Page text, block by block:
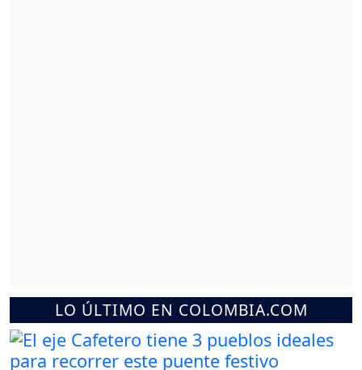
LO ÚLTIMO EN COLOMBIA.COM